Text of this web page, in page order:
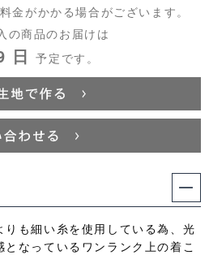
金がかかる場合がございます。
の商品のお届けは
日予定です。
も細い糸を使用している為、光
なっているワンランク上の着こ